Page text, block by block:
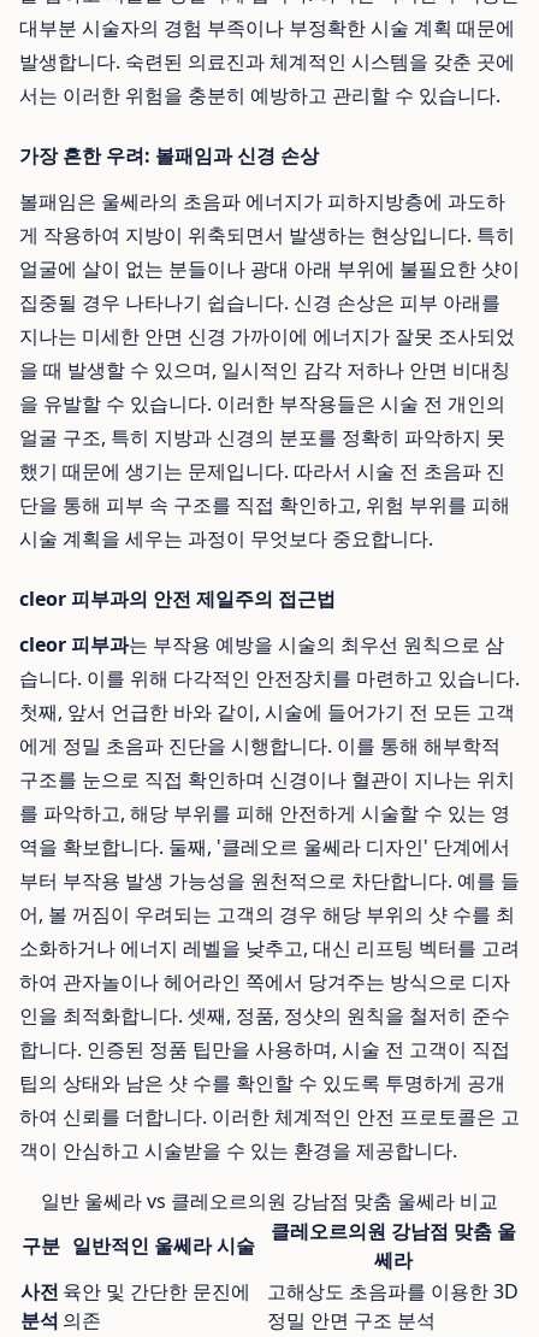
대부분 시술자의 경험 부족이나 부정확한 시술 계획 때문에
발생합니다. 숙련된 의료진과 체계적인 시스템을 갖춘 곳에
서는 이러한 위험을 충분히 예방하고 관리할 수 있습니다.
가장 흔한 우려: 볼패임과 신경 손상
볼패임은 울쎄라의 초음파 에너지가 피하지방층에 과도하
게 작용하여 지방이 위축되면서 발생하는 현상입니다. 특히
얼굴에 살이 없는 분들이나 광대 아래 부위에 불필요한 샷이
집중될 경우 나타나기 쉽습니다. 신경 손상은 피부 아래를
지나는 미세한 안면 신경 가까이에 에너지가 잘못 조사되었
을 때 발생할 수 있으며, 일시적인 감각 저하나 안면 비대칭
을 유발할 수 있습니다. 이러한 부작용들은 시술 전 개인의
얼굴 구조, 특히 지방과 신경의 분포를 정확히 파악하지 못
했기 때문에 생기는 문제입니다. 따라서 시술 전 초음파 진
단을 통해 피부 속 구조를 직접 확인하고, 위험 부위를 피해
시술 계획을 세우는 과정이 무엇보다 중요합니다.
cleor 피부과의 안전 제일주의 접근법
cleor 피부과는 부작용 예방을 시술의 최우선 원칙으로 삼
습니다. 이를 위해 다각적인 안전장치를 마련하고 있습니다.
첫째, 앞서 언급한 바와 같이, 시술에 들어가기 전 모든 고객
에게 정밀 초음파 진단을 시행합니다. 이를 통해 해부학적
구조를 눈으로 직접 확인하며 신경이나 혈관이 지나는 위치
를 파악하고, 해당 부위를 피해 안전하게 시술할 수 있는 영
역을 확보합니다. 둘째, '클레오르 울쎄라 디자인' 단계에서
부터 부작용 발생 가능성을 원천적으로 차단합니다. 예를 들
어, 볼 꺼짐이 우려되는 고객의 경우 해당 부위의 샷 수를 최
소화하거나 에너지 레벨을 낮추고, 대신 리프팅 벡터를 고려
하여 관자놀이나 헤어라인 쪽에서 당겨주는 방식으로 디자
인을 최적화합니다. 셋째, 정품, 정샷의 원칙을 철저히 준수
합니다. 인증된 정품 팁만을 사용하며, 시술 전 고객이 직접
팁의 상태와 남은 샷 수를 확인할 수 있도록 투명하게 공개
하여 신뢰를 더합니다. 이러한 체계적인 안전 프로토콜은 고
객이 안심하고 시술받을 수 있는 환경을 제공합니다.
일반 울쎄라 vs 클레오르의원 강남점 맞춤 울쎄라 비교
구분 일반적인 울쎄라 시술
클레오르의원 강남점 맞춤 울
쎄라
사전
분석
육안 및 간단한 문진에
의존
고해상도 초음파를 이용한 3D
정밀 안면 구조 분석